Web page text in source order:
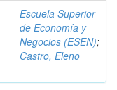
Escuela Superior
de Economía y
Negocios (ESEN);
Castro, Eleno